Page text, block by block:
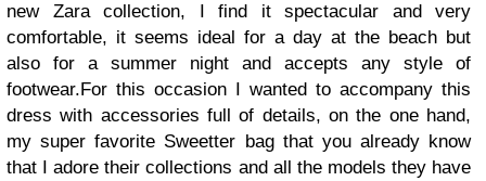
new Zara collection, I find it spectacular and very
comfortable, it seems ideal for a day at the beach but
also for a summer night and accepts any style of
footwear. For this occasion I wanted to accompany this
dress with accessories full of details, on the one hand,
my super favorite Sweetter bag that you already know
that I adore their collections and all the models they have